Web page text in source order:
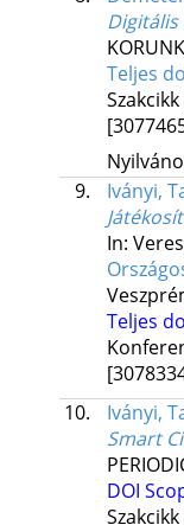
Teljes
9.
Iványi,
In:
Teljes
10.
Iványi,
Smart
DOI